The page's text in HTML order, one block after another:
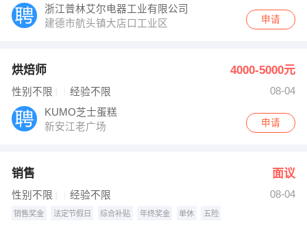
浙江普林艾尔电器工业有限公司
建德市航头镇大店口工业区
申请
烘焙师 4000-5000元
性别不限 经验不限
08-04
KUMO芝士蛋糕
新安江老广场
申请
销售 面议
性别不限 经验不限 08-04
销售奖金 法定节假日 综合补贴 年终奖金 单休 五险